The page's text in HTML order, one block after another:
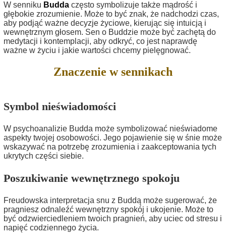
W senniku Budda często symbolizuje także mądrość i
głębokie zrozumienie. Może to być znak, że nadchodzi czas,
aby podjąć ważne decyzje życiowe, kierując się intuicją i
wewnętrznym głosem. Sen o Buddzie może być zachętą do
medytacji i kontemplacji, aby odkryć, co jest naprawdę
ważne w życiu i jakie wartości chcemy pielęgnować.
Znaczenie w sennikach
Symbol nieświadomości
W psychoanalizie Budda może symbolizować nieświadome
aspekty twojej osobowości. Jego pojawienie się w śnie może
wskazywać na potrzebę zrozumienia i zaakceptowania tych
ukrytych części siebie.
Poszukiwanie wewnętrznego spokoju
Freudowska interpretacja snu z Buddą może sugerować, że
pragniesz odnaleźć wewnętrzny spokój i ukojenie. Może to
być odzwierciedleniem twoich pragnień, aby uciec od stresu i
napięć codziennego życia.